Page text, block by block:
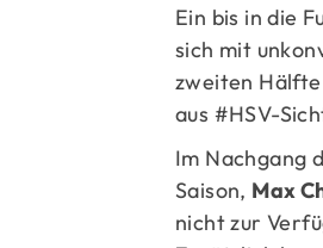
Ein bis in die
sich mit
zweiten
aus #HSV-
Im Nachgang
Saison, Max
nicht zur